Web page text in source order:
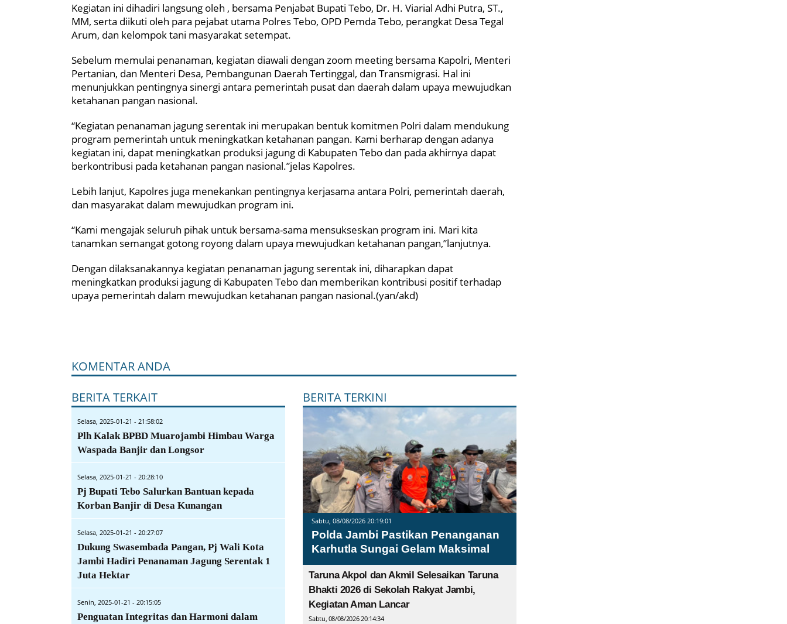
Kegiatan ini dihadiri langsung oleh , bersama Penjabat Bupati Tebo, Dr. H. Viarial Adhi Putra, ST.,
MM, serta diikuti oleh para pejabat utama Polres Tebo, OPD Pemda Tebo, perangkat Desa Tegal
Arum, dan kelompok tani masyarakat setempat.
Sebelum memulai penanaman, kegiatan diawali dengan zoom meeting bersama Kapolri, Menteri
Pertanian, dan Menteri Desa, Pembangunan Daerah Tertinggal, dan Transmigrasi. Hal ini
menunjukkan pentingnya sinergi antara pemerintah pusat dan daerah dalam upaya mewujudkan
ketahanan pangan nasional.
“Kegiatan penanaman jagung serentak ini merupakan bentuk komitmen Polri dalam mendukung
program pemerintah untuk meningkatkan ketahanan pangan. Kami berharap dengan adanya
kegiatan ini, dapat meningkatkan produksi jagung di Kabupaten Tebo dan pada akhirnya dapat
berkontribusi pada ketahanan pangan nasional.”jelas Kapolres.
Lebih lanjut, Kapolres juga menekankan pentingnya kerjasama antara Polri, pemerintah daerah,
dan masyarakat dalam mewujudkan program ini.
“Kami mengajak seluruh pihak untuk bersama-sama mensukseskan program ini. Mari kita
tanamkan semangat gotong royong dalam upaya mewujudkan ketahanan pangan,”lanjutnya.
Dengan dilaksanakannya kegiatan penanaman jagung serentak ini, diharapkan dapat
meningkatkan produksi jagung di Kabupaten Tebo dan memberikan kontribusi positif terhadap
upaya pemerintah dalam mewujudkan ketahanan pangan nasional.(yan/akd)
KOMENTAR ANDA
BERITA TERKAIT
Selasa, 2025-01-21 - 21:58:02
Plh Kalak BPBD Muarojambi Himbau Warga
Waspada Banjir dan Longsor
Selasa, 2025-01-21 - 20:28:10
Pj Bupati Tebo Salurkan Bantuan kepada
Korban Banjir di Desa Kunangan
Selasa, 2025-01-21 - 20:27:07
Dukung Swasembada Pangan, Pj Wali Kota
Jambi Hadiri Penanaman Jagung Serentak 1
Juta Hektar
Senin, 2025-01-21 - 20:15:05
Penguatan Integritas dan Harmoni dalam
BERITA TERKINI
Sabtu, 08/08/2026 20:19:01
Polda Jambi Pastikan Penanganan
Karhutla Sungai Gelam Maksimal
Taruna Akpol dan Akmil Selesaikan Taruna
Bhakti 2026 di Sekolah Rakyat Jambi,
Kegiatan Aman Lancar
Sabtu, 08/08/2026 20:14:34